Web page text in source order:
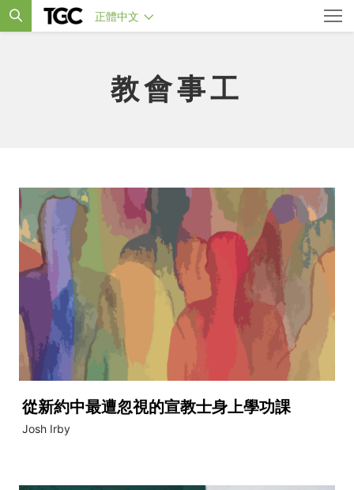
正體中文
教會事工
從新約中最遭忽視的宣教士身上學功課
Josh Irby